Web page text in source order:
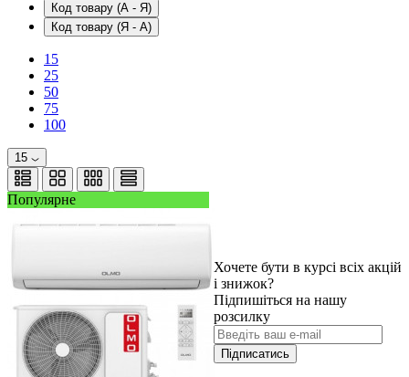
Код товару (А - Я)
Код товару (Я - А)
15
25
50
75
100
15
Популярне
Хочете бути в курсі всіх акцій
і знижок?
Підпишіться на нашу
розсилку
Підписатись